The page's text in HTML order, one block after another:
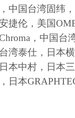
中国台湾固纬
捷伦，美国
，中国台
湾泰仕，日本
本中村，日本
日本